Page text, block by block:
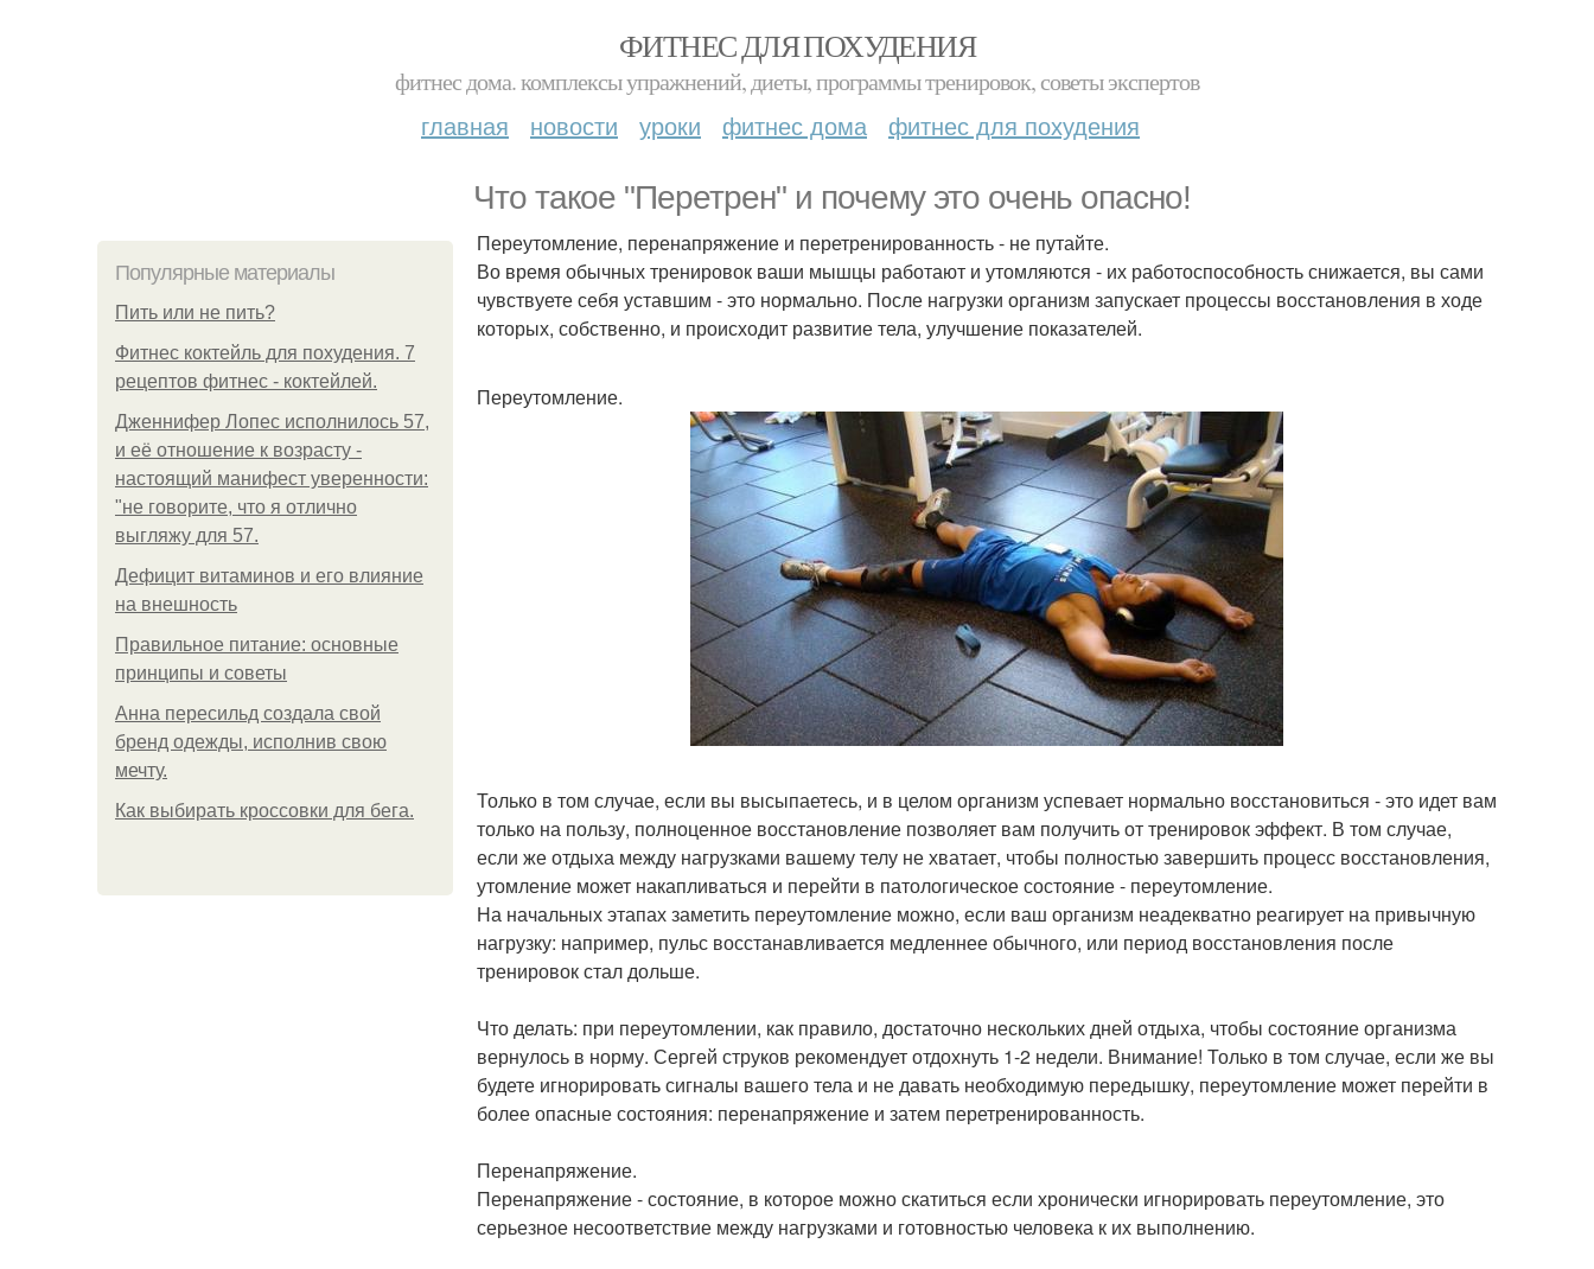
ФИТНЕС ДЛЯ ПОХУДЕНИЯ
фитнес дома. комплексы упражнений, диеты, программы тренировок, советы экспертов
главная новости уроки фитнес дома фитнес для похудения
Что такое "Перетрен" и почему это очень опасно!
Популярные материалы
Пить или не пить?
Фитнес коктейль для похудения. 7
рецептов фитнес - коктейлей.
Дженнифер Лопес исполнилось 57,
и её отношение к возрасту -
настоящий манифест уверенности:
"не говорите, что я отлично
выгляжу для 57.
Дефицит витаминов и его влияние
на внешность
Правильное питание: основные
принципы и советы
Анна пересильд создала свой
бренд одежды, исполнив свою
мечту.
Как выбирать кроссовки для бега.
Переутомление, перенапряжение и перетренированность - не путайте.
Во время обычных тренировок ваши мышцы работают и утомляются - их работоспособность снижается, вы сами
чувствуете себя уставшим - это нормально. После нагрузки организм запускает процессы восстановления в ходе
которых, собственно, и происходит развитие тела, улучшение показателей.
Переутомление.
Только в том случае, если вы высыпаетесь, и в целом организм успевает нормально восстановиться - это идет вам
только на пользу, полноценное восстановление позволяет вам получить от тренировок эффект. В том случае,
если же отдыха между нагрузками вашему телу не хватает, чтобы полностью завершить процесс восстановления,
утомление может накапливаться и перейти в патологическое состояние - переутомление.
На начальных этапах заметить переутомление можно, если ваш организм неадекватно реагирует на привычную
нагрузку: например, пульс восстанавливается медленнее обычного, или период восстановления после
тренировок стал дольше.
Что делать: при переутомлении, как правило, достаточно нескольких дней отдыха, чтобы состояние организма
вернулось в норму. Сергей струков рекомендует отдохнуть 1-2 недели. Внимание! Только в том случае, если же вы
будете игнорировать сигналы вашего тела и не давать необходимую передышку, переутомление может перейти в
более опасные состояния: перенапряжение и затем перетренированность.
Перенапряжение.
Перенапряжение - состояние, в которое можно скатиться если хронически игнорировать переутомление, это
серьезное несоответствие между нагрузками и готовностью человека к их выполнению.